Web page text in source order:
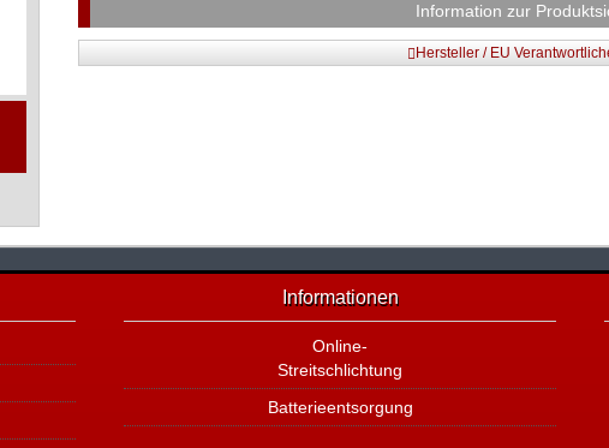
Information zur
Hersteller / EU
Informationen
Online-
Streitschlichtung
Batterieentsorgung